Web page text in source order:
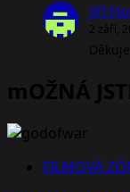
Jiří
2 září,
mOŽNÁ
FILMOVÁ